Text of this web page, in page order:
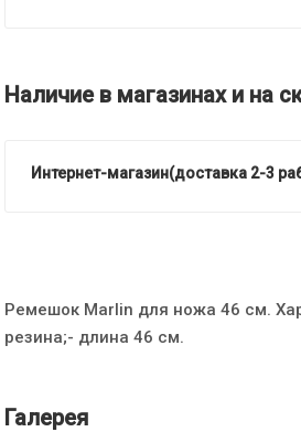
Наличие в магазинах и на
Интернет-магазин(доставка 2-3
Ремешок Marlin для ножа 46 см.
резина;- длина 46 см.
Галерея